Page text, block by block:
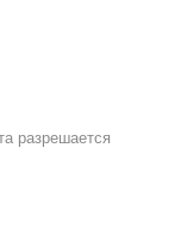
разрешается